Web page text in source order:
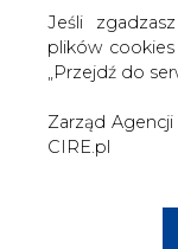
Jeśli
plików
„Przejdź do
Zarząd
CIRE.pl
przekonani, że
takich jak
z Formułą 1 na
przyniesie nam
umocnić
Prezes Zarządu
Partnerów
doskonałym